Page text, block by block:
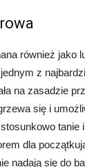
również jako
z
na zasadzie
się i
tanie i
dla
nadają się do